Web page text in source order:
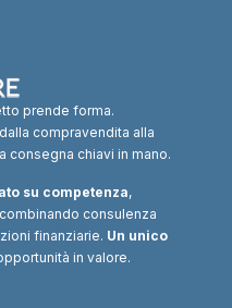
prende forma.
compravendita alla
consegna chiavi in mano.
su competenza,
consulenza
finanziarie. Un unico
in valore.